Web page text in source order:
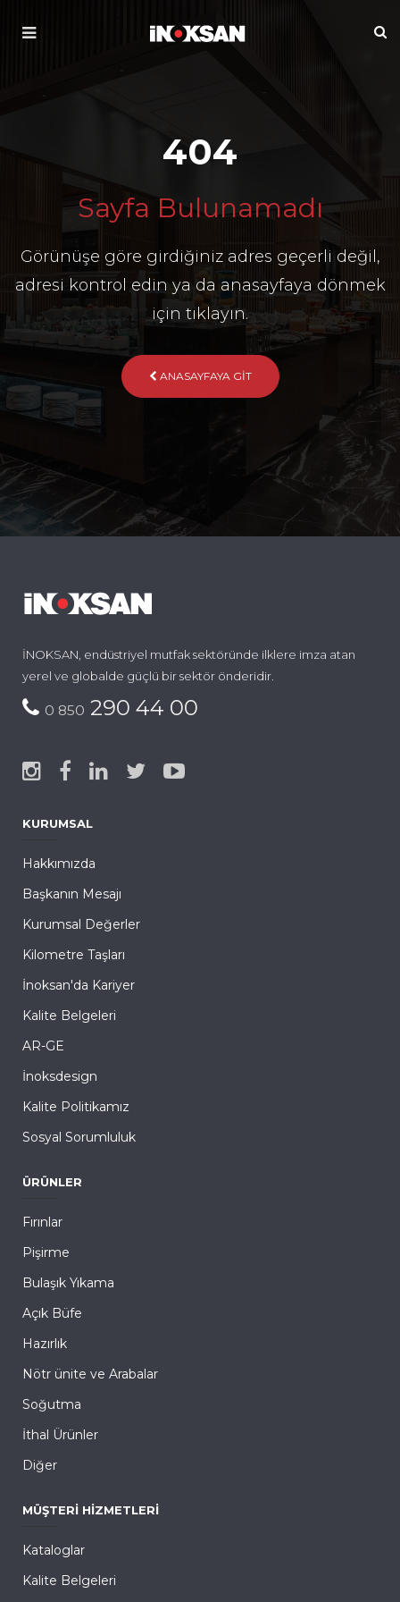
404
Sayfa Bulunamadı
Görünüşe göre girdiğiniz adres geçerli değil,
adresi kontrol edin ya da anasayfaya dönmek
için tıklayın.
ANASAYFAYA GIT
İNOKSAN, endüstriyel mutfak sektöründe ilklere imza atan
yerel ve globalde güçlü bir sektör önderidir.
0 850 290 44 00
KURUMSAL
Hakkımızda
Başkanın Mesajı
Kurumsal Değerler
Kilometre Taşları
İnoksan'da Kariyer
Kalite Belgeleri
AR-GE
İnoksdesign
Kalite Politikamız
Sosyal Sorumluluk
ÜRÜNLER
Fırınlar
Pişirme
Bulaşık Yıkama
Açık Büfe
Hazırlık
Nötr ünite ve Arabalar
Soğutma
İthal Ürünler
Diğer
MÜŞTERI HIZMETLERI
Kataloglar
Kalite Belgeleri